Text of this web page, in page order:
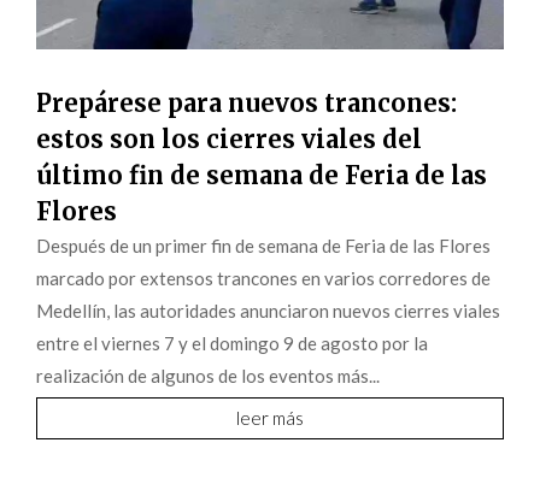
Prepárese para nuevos trancones:
estos son los cierres viales del
último fin de semana de Feria de las
Flores
Después de un primer fin de semana de Feria de las Flores
marcado por extensos trancones en varios corredores de
Medellín, las autoridades anunciaron nuevos cierres viales
entre el viernes 7 y el domingo 9 de agosto por la
realización de algunos de los eventos más...
leer más